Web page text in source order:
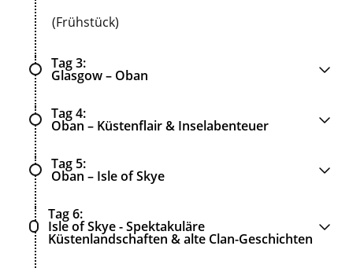
(Frühstück)
Tag 3
Glasgow – Oban
Tag 4
Oban – Küstenflair & Inselabenteuer
Tag 5
Oban – Isle of Skye
Tag 6
Isle of Skye - Spektakuläre
Küstenlandschaften & alte Clan-Geschichten